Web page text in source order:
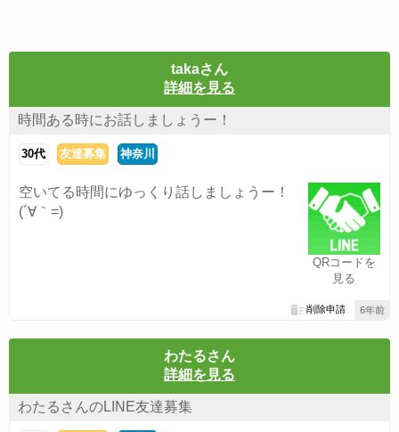
takaさん
詳細を見る
時間ある時にお話しましょうー！
30代 友達募集 神奈川
QRコードを
見る
空いてる時間にゆっくり話しましょうー！
(´∀｀=)
6年前
削除申請
わたるさん
詳細を見る
わたるさんのLINE友達募集